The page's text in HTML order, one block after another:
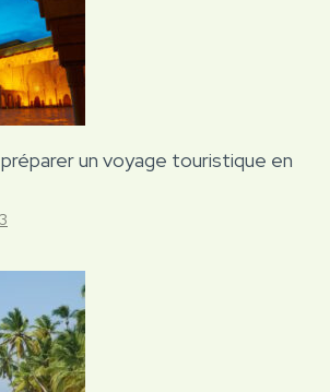
un voyage touristique en